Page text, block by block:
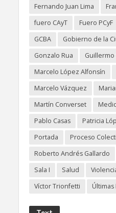
Fernando Juan Lima
fuero CAyT
Fuero PCyF
GCBA
Gobierno de la
Gonzalo Rua
Marcelo López Alfonsín
Marcelo Vázquez
Martín Converset
Pablo Casas
Patricia
Portada
Proceso
Roberto Andrés Gallardo
Sala I
Salud
Víctor Trionfetti
Últimas